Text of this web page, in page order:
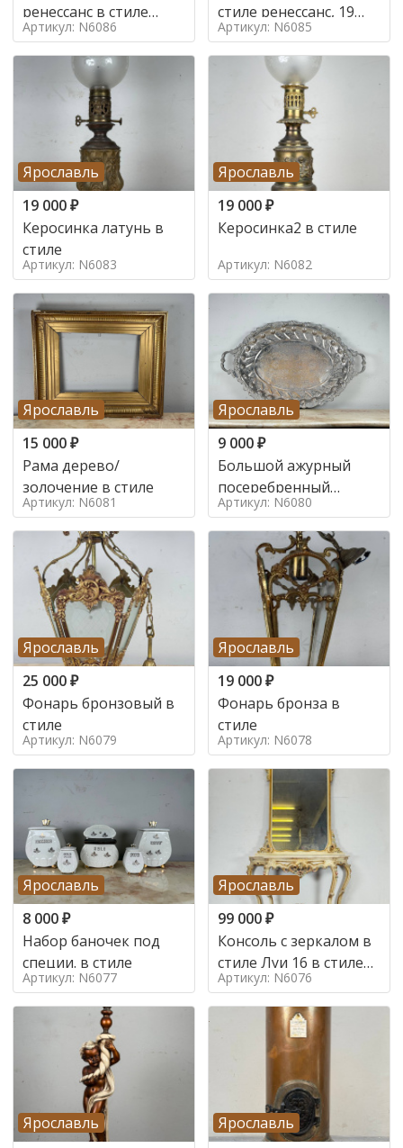
ренессанс в стиле
ренессанс,
Артикул: N6086
стиле ренессанс, 19
век
Артикул: N6085
Ярославль
19 000₽
Керосинка латунь в
стиле
Артикул: N6083
Ярославль
19 000₽
Керосинка2 в стиле
Артикул: N6082
Ярославль
15 000₽
Рама дерево/
золочение в стиле
Артикул: N6081
Ярославль
9 000₽
Большой ажурный
посеребренный
поднос в стиле
Артикул: N6080
Ярославль
25 000₽
Фонарь бронзовый в
стиле
Артикул: N6079
Ярославль
19 000₽
Фонарь бронза в
стиле
Артикул: N6078
Ярославль
8 000₽
Набор баночек под
специи. в стиле
Артикул: N6077
Ярославль
99 000₽
Консоль с зеркалом в
стиле Луи 16 в стиле
Луи 16, Италия,
Артикул: N6076
Ярославль
Ярославль